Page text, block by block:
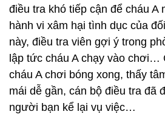
điều tra khó tiếp cận để cháu A
hành vi xâm hại tình dục của
này, điều tra viên gợi ý trong
lập tức cháu A chạy vào chơi…
cháu A chơi bóng xong, thấy
mái dễ gần, cán bộ điều tra đã
người bạn kể lại vụ việc…